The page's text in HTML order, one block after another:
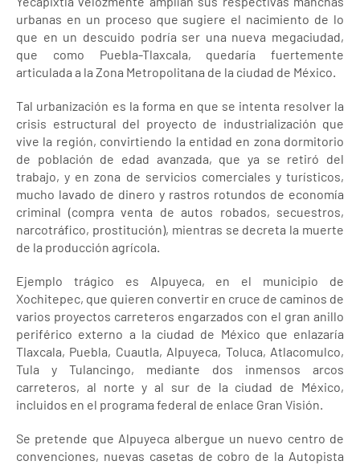
urbanas en un proceso que sugiere el nacimiento de lo
que en un descuido podría ser una nueva megaciudad,
que como Puebla-Tlaxcala, quedaría fuertemente
articulada a la Zona Metropolitana de la ciudad de México.
Tal urbanización es la forma en que se intenta resolver la
crisis estructural del proyecto de industrialización que
vive la región, convirtiendo la entidad en zona dormitorio
de población de edad avanzada, que ya se retiró del
trabajo, y en zona de servicios comerciales y turísticos,
mucho lavado de dinero y rastros rotundos de economía
criminal (compra venta de autos robados, secuestros,
narcotráfico, prostitución), mientras se decreta la muerte
de la producción agrícola.
Ejemplo trágico es Alpuyeca, en el municipio de
Xochitepec, que quieren convertir en cruce de caminos de
varios proyectos carreteros engarzados con el gran anillo
periférico externo a la ciudad de México que enlazaría
Tlaxcala, Puebla, Cuautla, Alpuyeca, Toluca, Atlacomulco,
Tula y Tulancingo, mediante dos inmensos arcos
carreteros, al norte y al sur de la ciudad de México,
incluidos en el programa federal de enlace Gran Visión.
Se pretende que Alpuyeca albergue un nuevo centro de
convenciones, nuevas casetas de cobro de la Autopista